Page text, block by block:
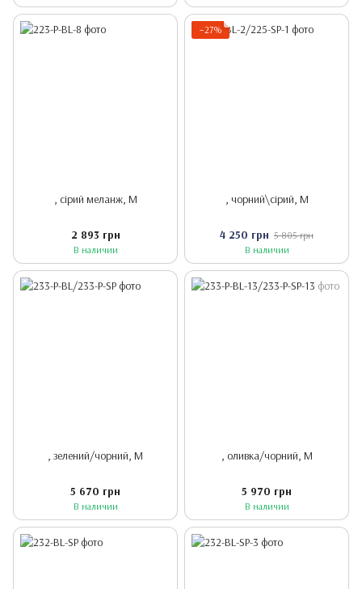
, сірий меланж, M
2 893 грн
В наличии
−27%
, чорний\сірий, M
4 250 грн 5 805 грн
В наличии
, зелений/чорний, M
5 670 грн
В наличии
, оливка/чорний, M
5 970 грн
В наличии